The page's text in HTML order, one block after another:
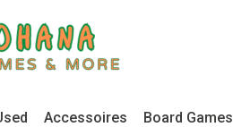
Accessoires Board Games